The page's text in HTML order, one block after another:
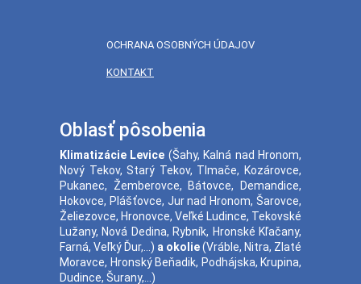
OCHRANA OSOBNÝCH ÚDAJOV
KONTAKT
Oblasť pôsobenia
Klimatizácie Levice (Šahy,Kalná nad Hronom,
Nový Tekov,Starý Tekov, Tlmače,Kozárovce,
Pukanec, Žemberovce,Bátovce,Demandice,
Hokovce, Plášťovce, Jur nad Hronom,Šarovce,
Želiezovce, Hronovce, Veľké Ludince, Tekovské
Lužany,Nová Dedina,Rybník, Hronské Kľačany,
Farná, Veľký Ďur,...) a okolie(Vráble, Nitra, Zlaté
Moravce, Hronský Beňadik, Podhájska, Krupina,
Dudince, Šurany,...)